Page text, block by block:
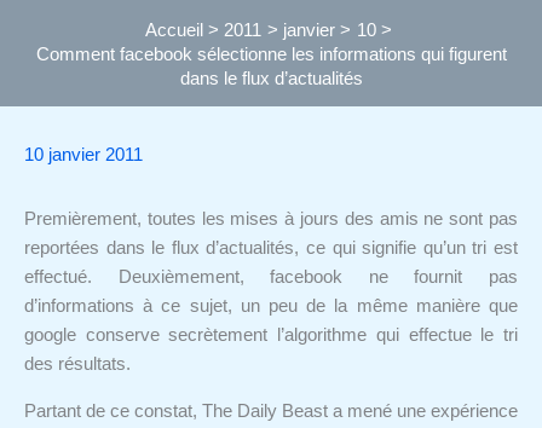
Accueil 2011 janvier
10
Comment facebook sélectionne les informations qui figurent
dans le flux d’actualités
10 janvier 2011
Premièrement, toutes les mises à jours des amis ne sont pas
reportées dans le flux d’actualités, ce qui signifie qu’un tri est
effectué. Deuxièmement, facebook ne fournit pas
d’informations à ce sujet, un peu de la même manière que
google conserve secrètement l’algorithme qui effectue le tri
des résultats.
Partant de ce constat, The Daily Beast a mené une expérience